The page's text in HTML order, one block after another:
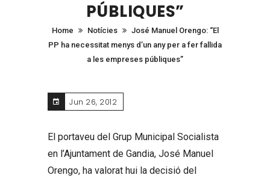
PÚBLIQUES”
Home Notícies
José Manuel Orengo: “El
PP ha necessitat menys d’un any per a fer fallida
a les empreses públiques”
Jun 26, 2012
El portaveu del Grup Municipal Socialista
en l’Ajuntament de Gandia, José Manuel
Orengo, ha valorat hui la decisió del